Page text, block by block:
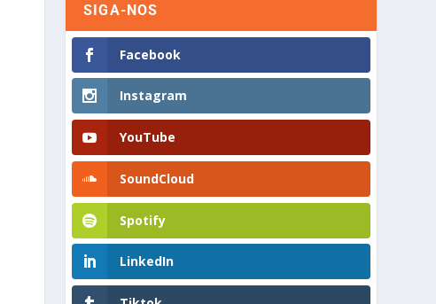
SIGA-NOS
Facebook
Instagram
YouTube
SoundCloud
Spotify
LinkedIn